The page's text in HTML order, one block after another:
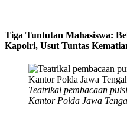
Tiga Tuntutan Mahasiswa:
Kapolri, Usut Tuntas
Teatrikal pembacaan
Kantor Polda Jawa